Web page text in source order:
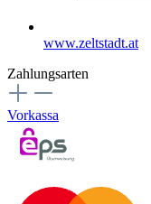
www.zeltstadt.at
Zahlungsarten
Vorkassa